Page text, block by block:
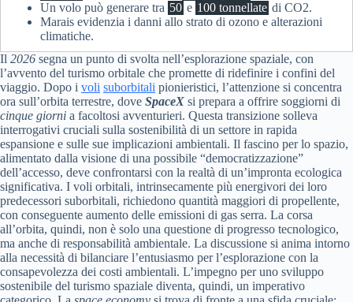
Un volo può generare tra 50 e 100 tonnellate di CO2.
Marais evidenzia i danni allo strato di ozono e alterazioni
climatiche.
Il 2026 segna un punto di svolta nell’esplorazione spaziale, con
l’avvento del turismo orbitale che promette di ridefinire i confini del
viaggio. Dopo i voli suborbitali pionieristici, l’attenzione si concentra
ora sull’orbita terrestre, dove SpaceX si prepara a offrire soggiorni di
cinque giorni a facoltosi avventurieri. Questa transizione solleva
interrogativi cruciali sulla sostenibilità di un settore in rapida
espansione e sulle sue implicazioni ambientali. Il fascino per lo spazio,
alimentato dalla visione di una possibile “democratizzazione”
dell’accesso, deve confrontarsi con la realtà di un’impronta ecologica
significativa. I voli orbitali, intrinsecamente più energivori dei loro
predecessori suborbitali, richiedono quantità maggiori di propellente,
con conseguente aumento delle emissioni di gas serra. La corsa
all’orbita, quindi, non è solo una questione di progresso tecnologico,
ma anche di responsabilità ambientale. La discussione si anima intorno
alla necessità di bilanciare l’entusiasmo per l’esplorazione con la
consapevolezza dei costi ambientali. L’impegno per uno sviluppo
sostenibile del turismo spaziale diventa, quindi, un imperativo